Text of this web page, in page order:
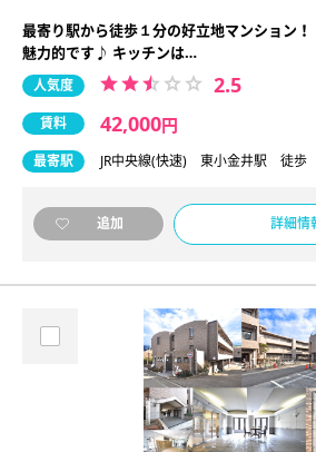
最寄り駅から徒歩１分の好立地マンション
魅力的です♪ キッチンは…
人気度 2.5
賃料 42,000円
最寄駅 JR中央線(快速) 東小金井駅 徒
追加 詳細情